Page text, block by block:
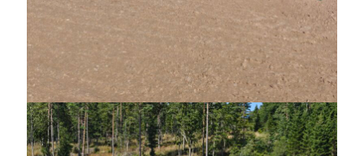
juli 2025
juni 2025
maj 2025
april 2025
mars 2025
februari 2025
januari 2025
december 2024